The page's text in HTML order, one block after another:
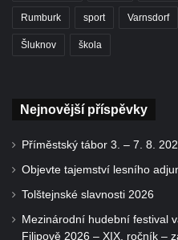
Rumburk sport Varnsdorf
Šluknov škola
Nejnovější příspěvky
Příměstský tábor 3. – 7. 8.
Objevte tajemství lesního
Tolštejnské slavnosti 2026
Mezinárodní hudební festival
Filipově 2026 – XIX. ročník –